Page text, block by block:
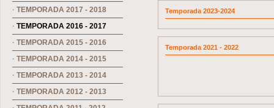
· TEMPORADA 2017 - 2018
· TEMPORADA 2016 - 2017
· TEMPORADA 2015 - 2016
· TEMPORADA 2014 - 2015
· TEMPORADA 2013 - 2014
· TEMPORADA 2012 - 2013
Temporada 2023-2024
Temporada 2021 - 2022